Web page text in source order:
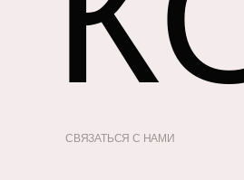
СВЯЗАТЬСЯ С НАМИ